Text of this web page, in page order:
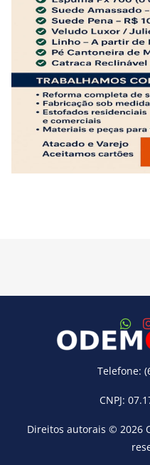
Telefone:
CNPJ:
Direitos autorais © 2026